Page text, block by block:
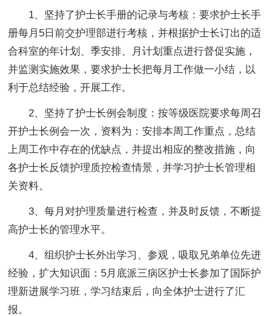
1、坚持了护士长手册的记录与考核：要求护士长手
册每月5日前交护理部进行考核，并根据护士长订出的适
合科室的年计划、季安排、月计划重点进行督促实施，
并监测实施效果，要求护士长把每月工作做一小结，以
利于总结经验，开展工作。
2、坚持了护士长例会制度：按等级医院要求每周召
开护士长例会一次，资料为：安排本周工作重点，总结
上周工作中存在的优缺点，并提出相应的整改措施，向
各护士长反馈护理质控检查情景，并学习护士长管理相
关资料。
3、每月对护理质量进行检查，并及时反馈，不断提
高护士长的管理水平。
4、组织护士长外出学习、参观，吸取兄弟单位先进
经验，扩大知识面：5月底派三病区护士长参加了国际护
理新进展学习班，学习结束后，向全体护士进行了汇
报。